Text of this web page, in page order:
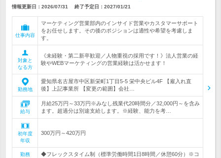
情報更新日：2026/07/31 終了予定日： 2027/01/21
仕事内容
マーケティング営業部内のインサイド営業やカスタマーサポート
をお任せします。その後のポジションは適性や希望を考慮しま
す。
対象と
なる方
《未経験・第二新卒歓迎／人物重視の採用です！》法人営業の経
験やWEBマーケティングの営業経験は活かせます！
勤務地
愛知県名古屋市中区新栄町1丁目5-5 栄中央ビル4F 【雇入れ直
後】上記事業所 【変更の範囲】会社…
給与
月給25万円～33万円※みなし残業代20時間分／32,000円～を含み
ます。超過分は別途支給します。※経験、能力を考…
初年度
年収
300万円～420万円
勤務
◆フレックスタイム制（標準労働時間1日8時間／休憩60分）※コ